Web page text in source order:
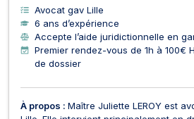
Avocat gav Lille
6 ans d’expérience
Accepte l’aide juridictionnelle en
Premier rendez-vous de 1h à 100€
de dossier
À propos : Maître Juliette LEROY est